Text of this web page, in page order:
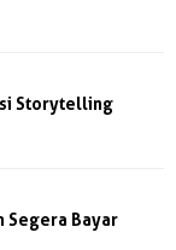
Storytelling
Segera Bayar